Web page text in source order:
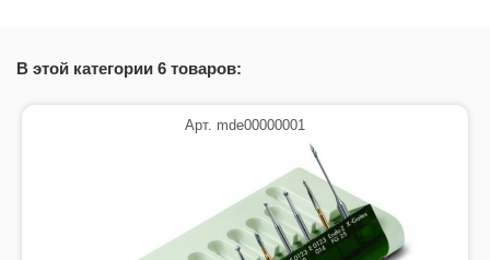
В этой категории 6 товаров:
Арт. mde00000001